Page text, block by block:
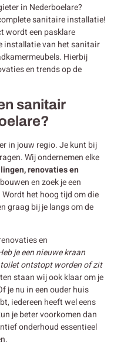
in Nederboelare?
sanitaire installatie!
wordt een pasklare
installatie van het sanitair
Hierbij
en trends op de
sanitair
in jouw regio. Je kunt bij
Wij ondernemen elke
renovaties en
en zoek je een
het hoog tijd om die
graag bij je langs om de
en
je een nieuwe kraan
ontstopt worden of zit
staan wij ook klaar om je
je nu in een ouder huis
iedereen heeft wel eens
je beter voorkomen dan
onderhoud essentieel